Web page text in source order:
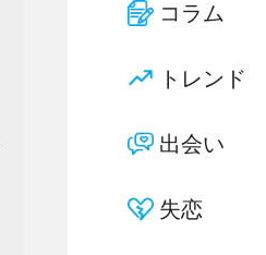
コラム
トレンド
出会い
失恋